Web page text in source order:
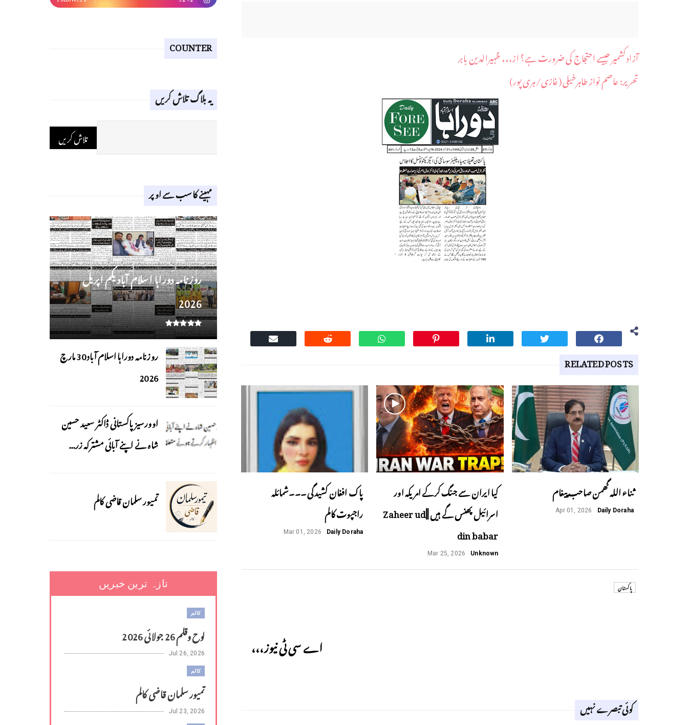
آزاد کشمیر جیسے احتجاج کی ضرورت ہے؟ از،،، ظہیرالدین بابر
​تحریر: عاصم نواز طاہرخیلی (غازی/ہری پور)
RELATED POSTS
ثناء اللہ گھمن صاحب پیغام
Daily Doraha
Apr 01, 2026
کیا ایران سے جنگ کرکے امریکہ اور
اسرائیل پھنس گے ہیں ||Zaheer ud
din babar
Unknown
Mar 25, 2026
پاک افغان کشیدگی ۔۔۔شمائلہ
راجپوت کالم
Daily Doraha
Mar 01, 2026
پاکستان
اے سی ٹی نیوز،،،
کوئی تبصرے نہیں
COUNTER
یہ بلاگ تلاش کریں
مہینے کا سب سے اوپر
روز نامہ دوراہا اسلام آباد یکم اپریل
2026
روزنامہ دوراہا اسلام آباد 30 مارچ
2026
اوورسیز پاکستانی ڈاکٹر سعید حسین
شاہ نے اپنے آبائی مشترکہ زر...
تمیور سلمان قاضی کالم
تازہ ترین خبریں
کالم
لوح وقلم 26 جولائی 2026
Jul 26, 2026
کالم
تمیور سلمان قاضی کالم
Jul 23, 2026